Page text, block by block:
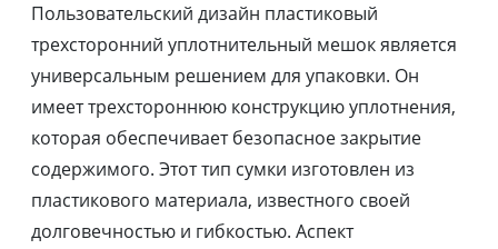
Пользовательский дизайн пластиковый
трехсторонний уплотнительный мешок является
универсальным решением для упаковки. Он
имеет трехстороннюю конструкцию уплотнения,
которая обеспечивает безопасное закрытие
содержимого. Этот тип сумки изготовлен из
пластикового материала, известного своей
долговечностью и гибкостью. Аспект